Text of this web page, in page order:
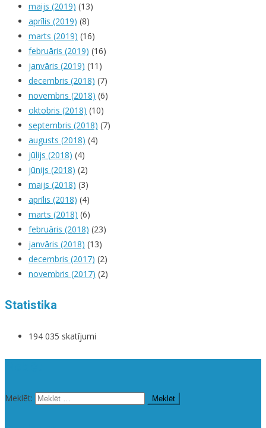
maijs (2019) (13)
aprīlis (2019) (8)
marts (2019) (16)
februāris (2019) (16)
janvāris (2019) (11)
decembris (2018) (7)
novembris (2018) (6)
oktobris (2018) (10)
septembris (2018) (7)
augusts (2018) (4)
jūlijs (2018) (4)
jūnijs (2018) (2)
maijs (2018) (3)
aprīlis (2018) (4)
marts (2018) (6)
februāris (2018) (23)
janvāris (2018) (13)
decembris (2017) (2)
novembris (2017) (2)
Statistika
194 035 skatījumi
Meklēt: